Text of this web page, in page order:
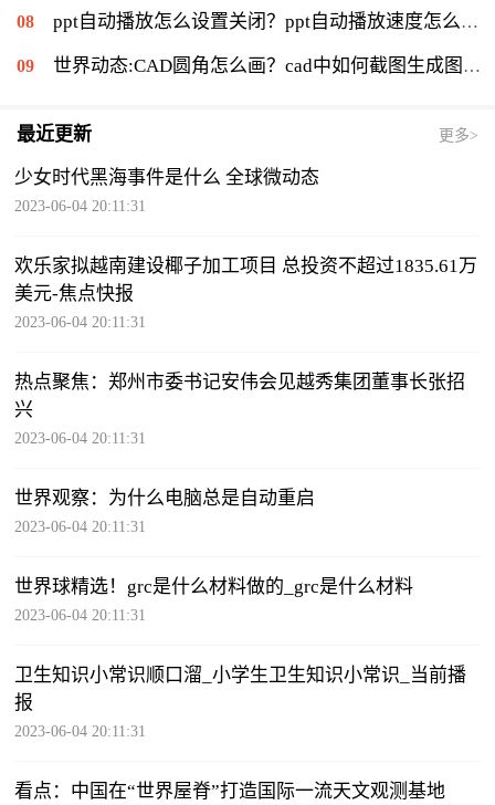
ppt自动播放怎么设置关闭？ppt自动播放速度怎么调慢？ 世界报资讯
世界动态:CAD圆角怎么画？cad中如何截图生成图片？
最近更新 更多>
少女时代黑海事件是什么 全球微动态
2023-06-04 20:11:31
欢乐家拟越南建设椰子加工项目 总投资不超过1835.61万
美元-焦点快报
2023-06-04 20:11:31
热点聚焦：郑州市委书记安伟会见越秀集团董事长张招
兴
2023-06-04 20:11:31
世界观察：为什么电脑总是自动重启
2023-06-04 20:11:31
世界球精选！grc是什么材料做的_grc是什么材料
2023-06-04 20:11:31
卫生知识小常识顺口溜_小学生卫生知识小常识_当前播
报
2023-06-04 20:11:31
看点：中国在“世界屋脊”打造国际一流天文观测基地